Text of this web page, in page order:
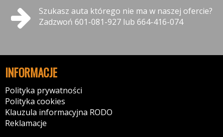
Szukasz auta którego nie ma w naszej ofercie?
Zadzwoń 601-081-927 lub 664-416-074
INFORMACJE
Polityka prywatności
Polityka cookies
Klauzula informacyjna RODO
Reklamacje